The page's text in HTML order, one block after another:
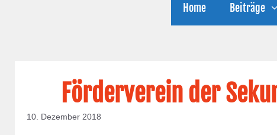
Home Beiträge
Förderverein der
10. Dezember 2018